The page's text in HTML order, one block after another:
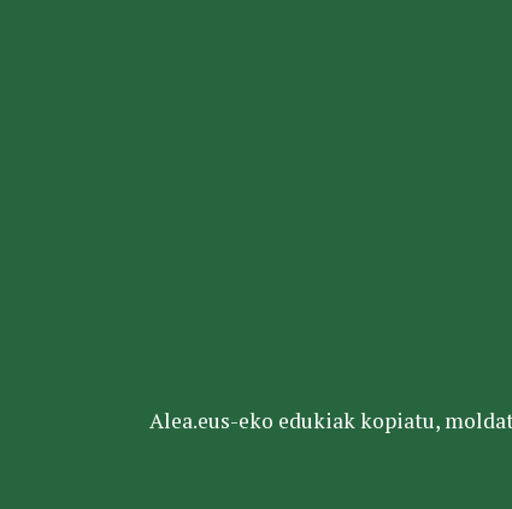
Alea.eus-eko edukiak kopiatu,